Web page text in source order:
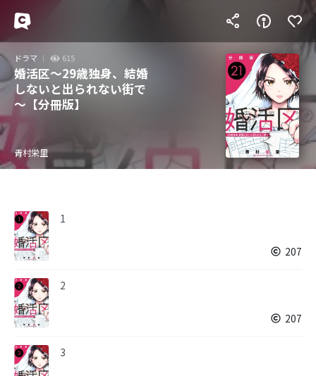
ドラマ 615
婚活区～29歳独身、結婚
しないと出られない街で
～【分冊版】
青村栄里
1
207
2
207
3